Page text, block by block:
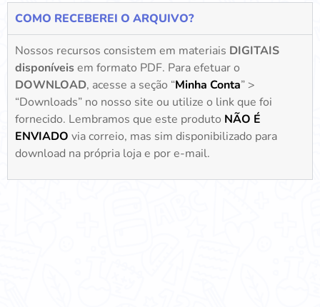
COMO RECEBEREI O ARQUIVO?
Nossos recursos consistem em materiais DIGITAIS
disponíveisem formato PDF. Para efetuar o
DOWNLOAD, acesse a seção “Minha Conta” >
“Downloads” no nosso site ou utilize o link que foi
fornecido. Lembramos que este produto NÃO É
ENVIADO via correio, mas sim disponibilizado para
download na própria loja e por e-mail.